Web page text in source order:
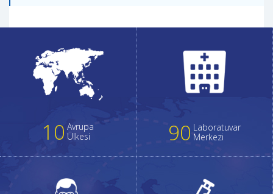
10 Avrupa
Ülkesi
90 Laboratuvar
Merkezi